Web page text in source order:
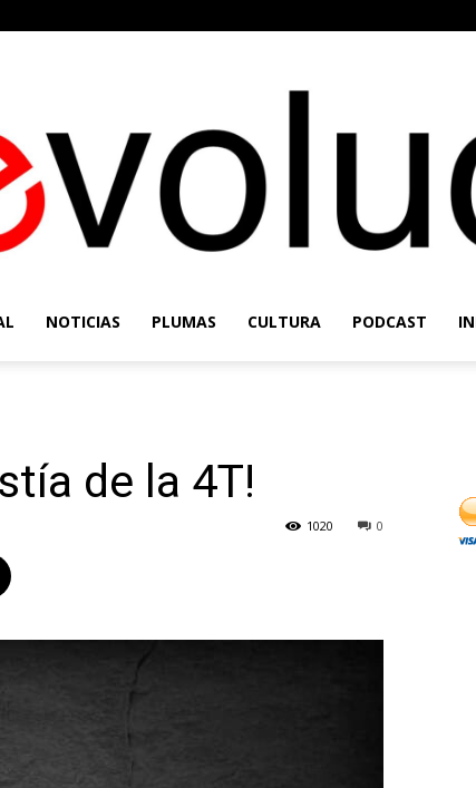
Evolución
NOTICIAS PLUMAS CULTURA PODCAST
de la 4T!
0
1020